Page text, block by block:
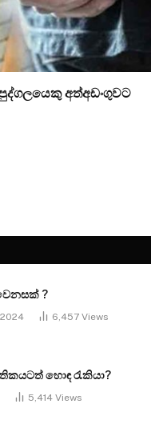
අත්අඩංගුවට
?
6,457 Views
හොඳ රැකියා?
5,414 Views